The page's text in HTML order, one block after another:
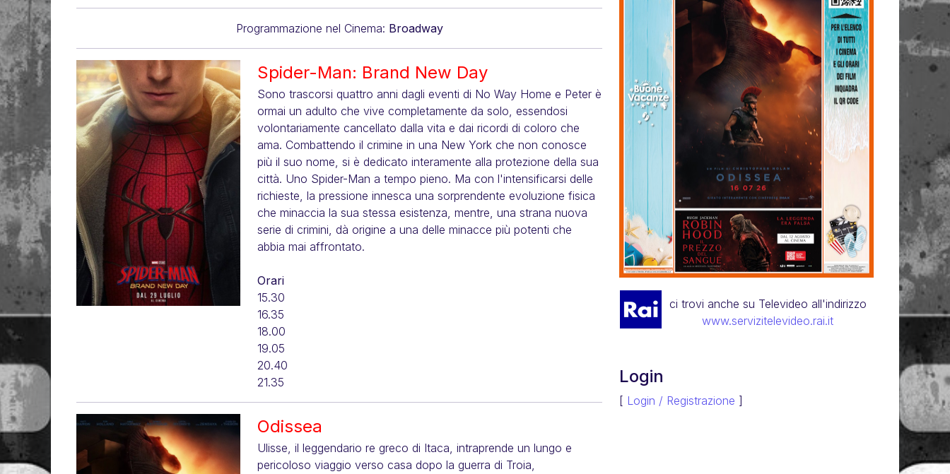
Programmazione nel Cinema: Broadway
Spider-Man: Brand New Day
Sono trascorsi quattro anni dagli eventi di No Way Home e Peter è
ormai un adulto che vive completamente da solo, essendosi
volontariamente cancellato dalla vita e dai ricordi di coloro che
ama. Combattendo il crimine in una New York che non conosce
più il suo nome, si è dedicato interamente alla protezione della sua
città. Uno Spider-Man a tempo pieno. Ma con l'intensificarsi delle
richieste, la pressione innesca una sorprendente evoluzione fisica
che minaccia la sua stessa esistenza, mentre, una strana nuova
serie di crimini, dà origine a una delle minacce più potenti che
abbia mai affrontato.
Orari
15.30
16.35
18.00
19.05
20.40
21.35
Odissea
Ulisse, il leggendario re greco di Itaca, intraprende un lungo e
pericoloso viaggio verso casa dopo la guerra di Troia,
ci trovi anche su Televideo all'indirizzo
www.servizitelevideo.rai.it
Login
[ Login / Registrazione ]